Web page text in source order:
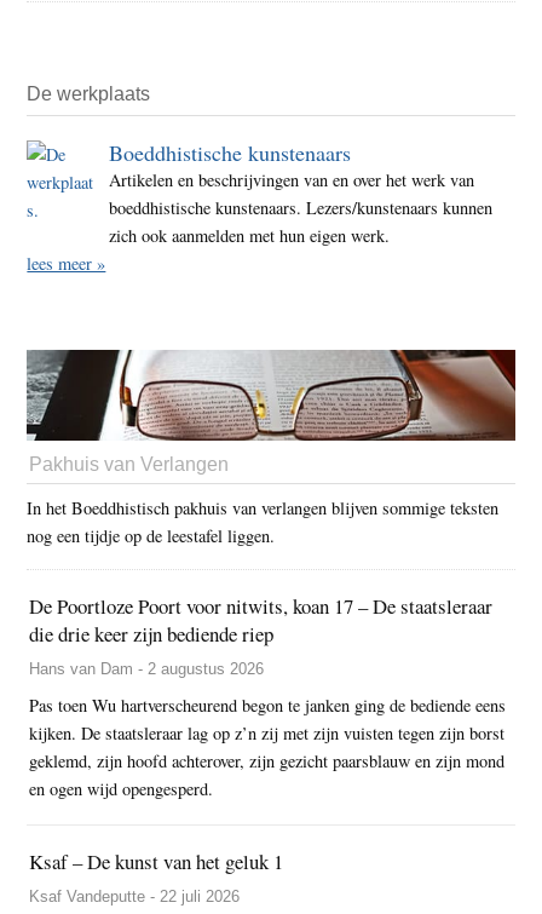
De werkplaats
Boeddhistische kunstenaars
Artikelen en beschrijvingen van en over het werk van
boeddhistische kunstenaars. Lezers/kunstenaars kunnen
zich ook aanmelden met hun eigen werk.
lees meer »
Pakhuis van Verlangen
In het Boeddhistisch pakhuis van verlangen blijven sommige teksten
nog een tijdje op de leestafel liggen.
De Poortloze Poort voor nitwits, koan 17 – De staatsleraar
die drie keer zijn bediende riep
Hans van Dam - 2 augustus 2026
Pas toen Wu hartverscheurend begon te janken ging de bediende eens
kijken. De staatsleraar lag op z’n zij met zijn vuisten tegen zijn borst
geklemd, zijn hoofd achterover, zijn gezicht paarsblauw en zijn mond
en ogen wijd opengesperd.
Ksaf – De kunst van het geluk 1
Ksaf Vandeputte - 22 juli 2026